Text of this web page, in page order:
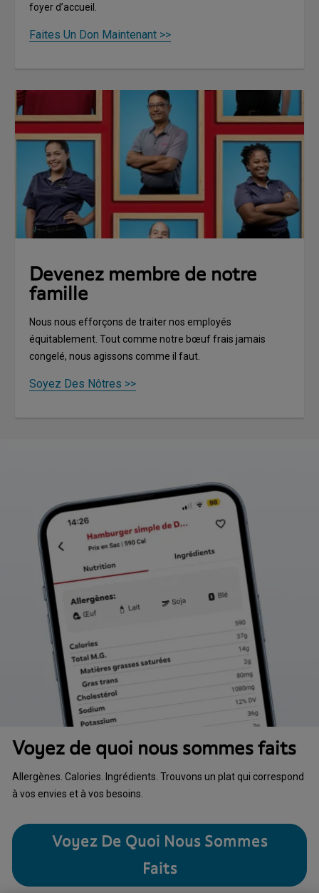
foyer d’accueil.
Faites Un Don Maintenant >>
Devenez membre de notre
famille
Nous nous efforçons de traiter nos employés
équitablement. Tout comme notre bœuf frais jamais
congelé, nous agissons comme il faut.
Soyez Des Nôtres >>
Voyez de quoi nous sommes faits
Allergènes. Calories. Ingrédients. Trouvons un plat qui correspond
à vos envies et à vos besoins.
Voyez De Quoi Nous Sommes
Faits